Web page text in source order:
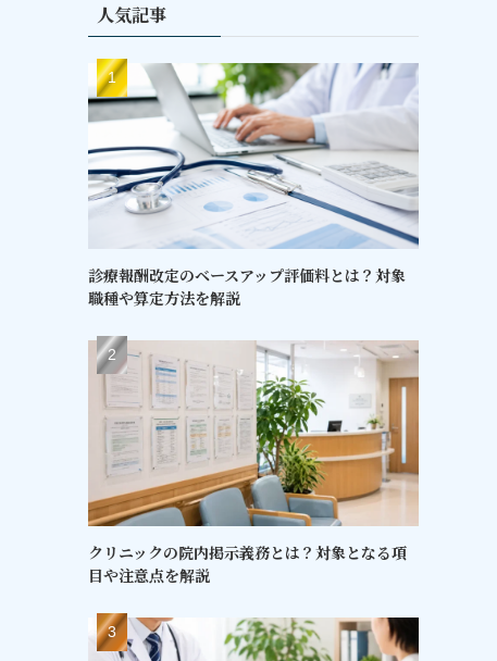
人気記事
診療報酬改定のベースアップ評価料とは？対象
職種や算定方法を解説
クリニックの院内掲示義務とは？対象となる項
目や注意点を解説